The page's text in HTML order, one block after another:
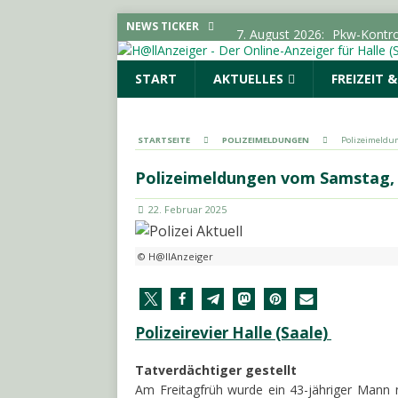
NEWS TICKER 7. August 2026:
Pkw-
POLIZEIMELDUNGEN
7. August 2026:
(SAALE) & UMGEBUNG
LOKALE NACHRICHTEN -
SACHSEN-ANHALT INFO
keine Förderhindernisse
START AKTUELLES FREIZEIT
STARTSEITE POLIZEIMELDUNGEN
Polizeimeldungen vom Samstag,
22. Februar 2025
© H@llAnzeiger
Polizeirevier Halle (Saale)
Tatverdächtiger gestellt
Am Freitagfrüh wurde ein 43-jähriger